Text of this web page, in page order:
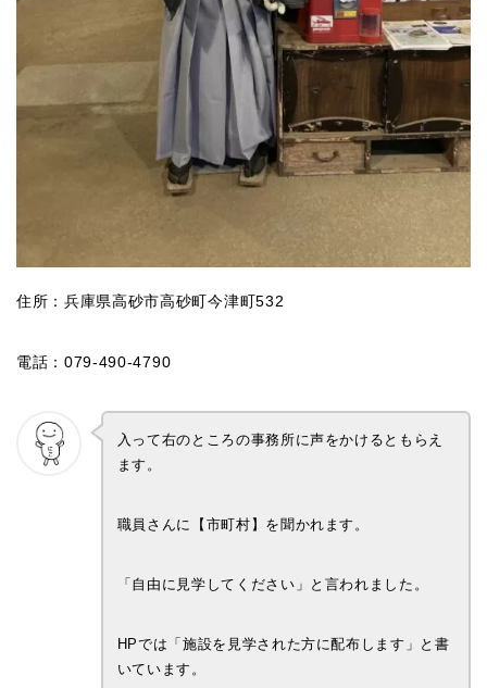
住所：兵庫県高砂市高砂町今津町532
電話：079-490-4790
入って右のところの事務所に声をかけるともらえ
ます。
職員さんに【市町村】を聞かれます。
「自由に見学してください」と言われました。
HPでは「施設を見学された方に配布します」と書
いています。